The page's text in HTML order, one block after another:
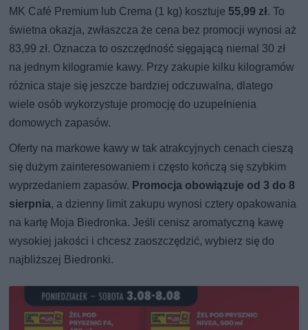
MK Café Premium lub Crema (1 kg) kosztuje 55,99 zł. To
świetna okazja, zwłaszcza że cena bez promocji wynosi aż
83,99 zł. Oznacza to oszczędność sięgającą niemal 30 zł
na jednym kilogramie kawy. Przy zakupie kilku kilogramów
różnica staje się jeszcze bardziej odczuwalna, dlatego
wiele osób wykorzystuje promocję do uzupełnienia
domowych zapasów.
Oferty na markowe kawy w tak atrakcyjnych cenach cieszą
się dużym zainteresowaniem i często kończą się szybkim
wyprzedaniem zapasów. Promocja obowiązuje od 3 do 8
sierpnia, a dzienny limit zakupu wynosi cztery opakowania
na kartę Moja Biedronka. Jeśli cenisz aromatyczną kawę
wysokiej jakości i chcesz zaoszczędzić, wybierz się do
najbliższej Biedronki.